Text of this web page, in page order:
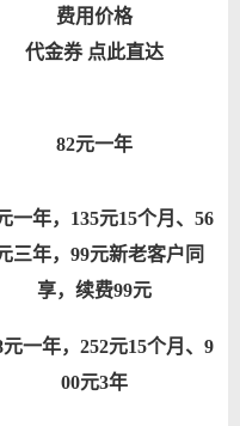
费用价格
代金券 点此直达
82元一年
一年，135元15个月、56
三年，99元新老客户同
享，续费99元
元一年，252元15个月、9
00元3年